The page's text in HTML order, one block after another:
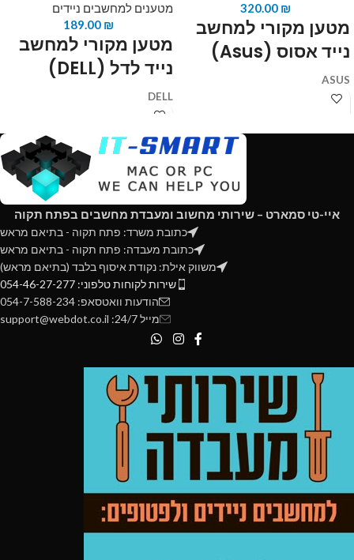
320.00 ₪
מטען מקורי למחשב
נייד אסוס (Asus)
ASUS
150W
מטענים למחשבים ניידים
189.00 ₪
מטען מקורי למחשב
נייד לדל (DELL)
DELL
חיבור USB-C בלבד
איי-טי סמארט – שירותי מחשוב ומעבדת מחשבים בפתח תקוה
כתובת משרד: פתח תקוה - בתיאם מראש
כתובת מעבדה: פתח תקוה - בתיאם מראש
משווק אילת: נקודת איסוף בלבד (בתיאם מראש)
שירות לקוחות טלפוני: 054-46-27-277
הודעות וואטסאפ: 054-7-588-234
מייל 24/7: support@webdot.co.il